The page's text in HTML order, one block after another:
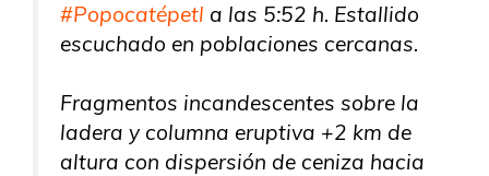
#Popocatépetl a las 5:52 h. Estallido
escuchado en poblaciones cercanas.
Fragmentos incandescentes sobre la
ladera y columna eruptiva +2 km de
altura con dispersión de ceniza hacia